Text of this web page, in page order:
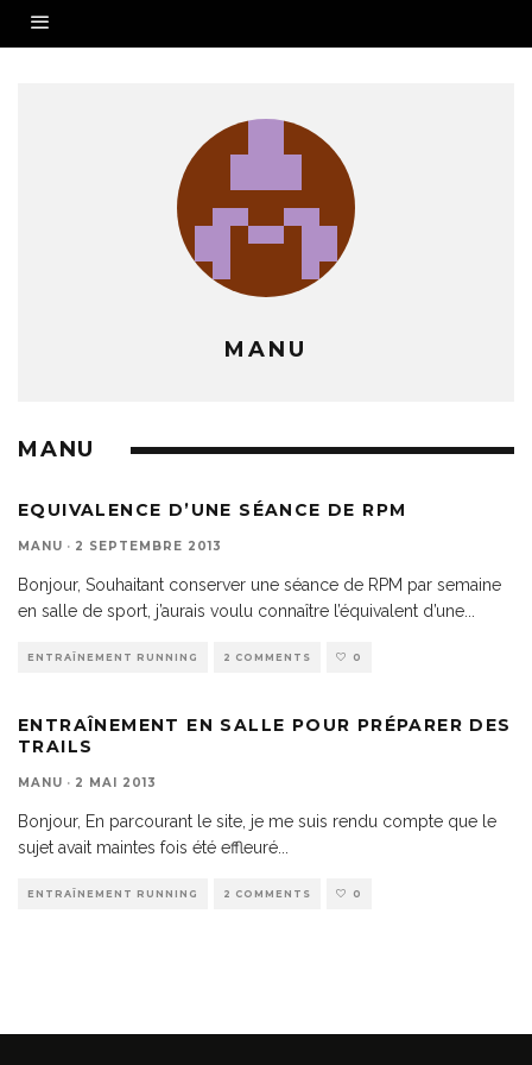
MANU
MANU
EQUIVALENCE D’UNE SÉANCE DE RPM
MANU · 2 SEPTEMBRE 2013
Bonjour, Souhaitant conserver une séance de RPM par semaine
en salle de sport, j’aurais voulu connaître l’équivalent d’une
ENTRAÎNEMENT RUNNING 2 COMMENTS 0
ENTRAÎNEMENT EN SALLE POUR PRÉPARER DES
TRAILS
MANU · 2 MAI 2013
Bonjour, En parcourant le site, je me suis rendu compte que le
sujet avait maintes fois été effleuré
ENTRAÎNEMENT RUNNING 2 COMMENTS 0